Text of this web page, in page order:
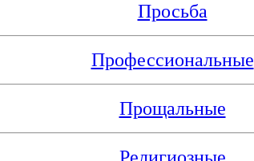
Просьба
Профессиональные
Прощальные